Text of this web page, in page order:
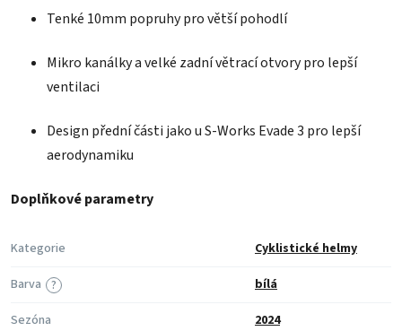
Tenké 10mm popruhy pro větší pohodlí
Mikro kanálky a velké zadní větrací otvory pro lepší
ventilaci
Design přední části jako u S-Works Evade 3 pro lepší
aerodynamiku
Doplňkové parametry
Kategorie Cyklistické helmy
?
Barva
bílá
Sezóna
2024